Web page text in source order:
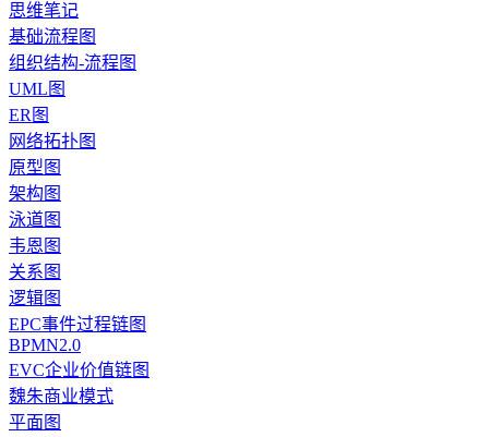
思维笔记
基础流程图
组织结构-流程图
UML图
ER图
网络拓扑图
原型图
架构图
泳道图
韦恩图
关系图
逻辑图
EPC事件过程链图
BPMN2.0
EVC企业价值链图
魏朱商业模式
平面图